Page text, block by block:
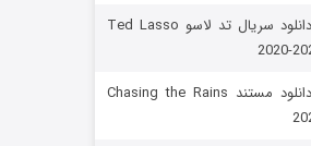
دانلود سریال تد لاسو Ted Lasso
2020-
دانلود مستند Chasing the Rains